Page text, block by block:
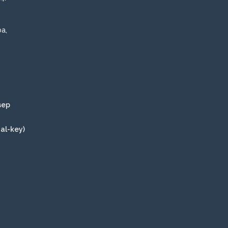
key)